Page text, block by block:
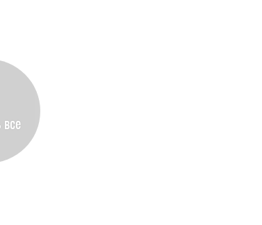
все